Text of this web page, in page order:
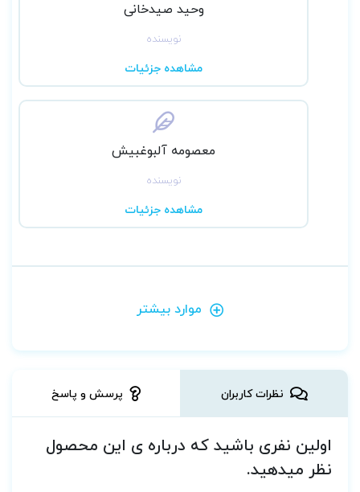
وحید صیدخانی
نویسنده
مشاهده جزئیات
معصومه آلبوغبیش
نویسنده
مشاهده جزئیات
موارد بیشتر
نظرات کاربران پرسش و پاسخ
اولین نفری باشید که درباره ی این محصول
نظر میدهید.